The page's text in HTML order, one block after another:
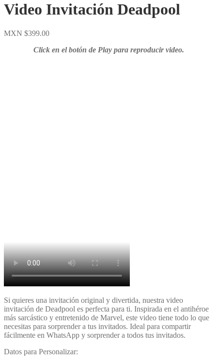
Video Invitación Deadpool
MXN $399.00
Click en el botón de Play para reproducir video.
Si quieres una invitación original y divertida, nuestra video
invitación de Deadpool es perfecta para ti. Inspirada en el antihéroe
más sarcástico y entretenido de Marvel, este video tiene todo lo que
necesitas para sorprender a tus invitados. Ideal para compartir
fácilmente en WhatsApp y sorprender a todos tus invitados.
Datos para Personalizar: